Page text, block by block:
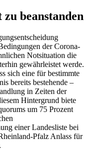
beanstanden
der Corona-
Notsituation die
gewährleistet werde.
sich eine für bestimmte
bereits bestehende –
in Zeiten der
Hintergrund biete
um 75 Prozent
einer Landesliste bei
Pfalz Anlass für